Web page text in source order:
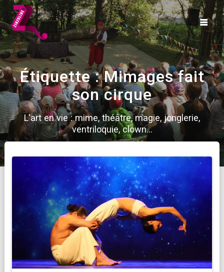
Skip
to
content
Étiquette :Mimages fait
son cirque
L'art en vie : mime, théâtre, magie, jonglerie,
ventriloquie, clown...